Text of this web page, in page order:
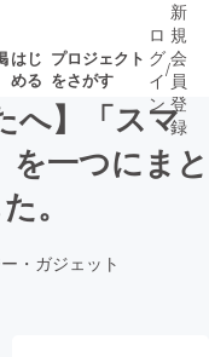
はじ
める
プロジェクト
をさがす
了が近いプ
ロ
グ
イ
ン
/
新
規
会
員
登
録
へ】「スマ
を一つにまと
。
・ガジェット